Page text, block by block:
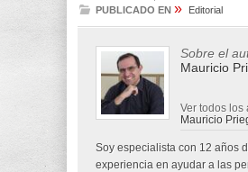
PUBLICADO EN » Editorial
Sobre el
Mauricio
Ver todos los
Mauricio
Soy especialista con 12 años
experiencia en ayudar a las